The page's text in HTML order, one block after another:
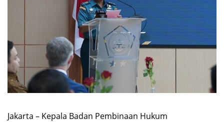
Jakarta – Kepala Badan Pembinaan Hukum